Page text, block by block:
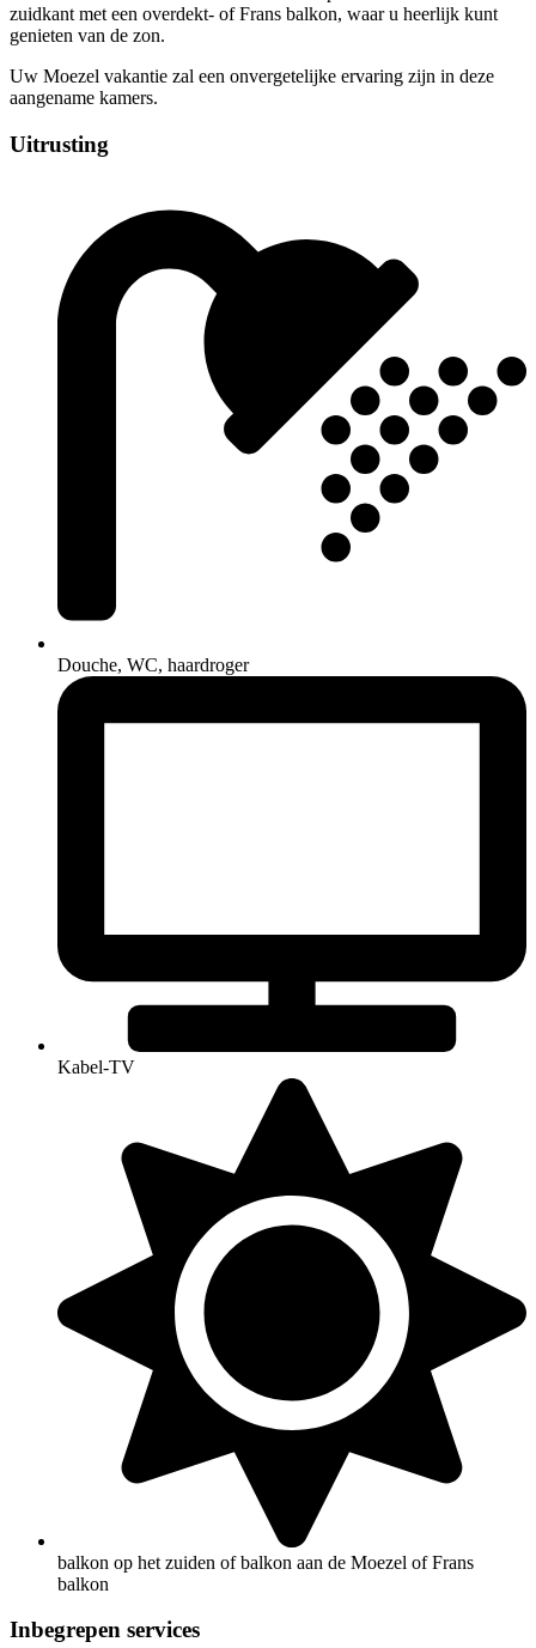
zuidkant met een overdekt- of Frans balkon, waar u heerlijk kunt
genieten van de zon.
Uw Moezel vakantie zal een onvergetelijke ervaring zijn in deze
aangename kamers.
Uitrusting
Douche, WC, haardroger
Kabel-TV
balkon op het zuiden of balkon aan de Moezel of Frans
balkon
Inbegrepen services